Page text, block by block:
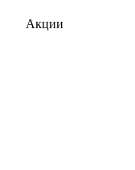
Акции